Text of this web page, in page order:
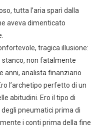
tutta l’aria sparì dalla
aveva dimenticato
tragica illusione:
non fatalmente
anni, analista finanziario
l’archetipo perfetto di un
abitudini. Ero il tipo di
pneumatici prima di
i conti prima della fine